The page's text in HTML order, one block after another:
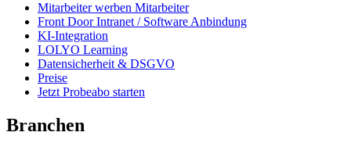
Mitarbeiter werben Mitarbeiter
Front Door Intranet / Software Anbindung
KI-Integration
LOLYO Learning
Datensicherheit & DSGVO
Preise
Jetzt Probeabo starten
Branchen